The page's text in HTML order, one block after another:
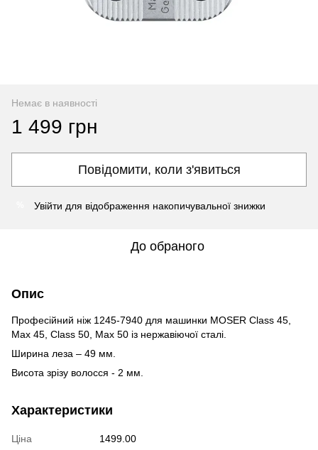
Немає в наявності
1 499 грн
Повідомити, коли з'явиться
Увійти для відображення накопичувальної знижки
До обраного
Опис
Професійний ніж 1245-7940 для машинки MOSER Class 45,
Max 45, Class 50, Max 50 із нержавіючої сталі.
Ширина леза – 49 мм.
Висота зрізу волосся - 2 мм.
Характеристики
Ціна
1499.00